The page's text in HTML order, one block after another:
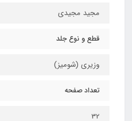
مجید مجیدی
قطع و نوع جلد
وزیری (شومیز)
تعداد صفحه
32